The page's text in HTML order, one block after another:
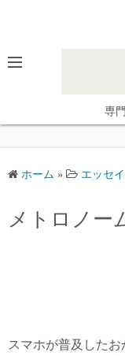
ン
ッ
専
ホーム » エッセイ
メトロノー
スマホが普及した